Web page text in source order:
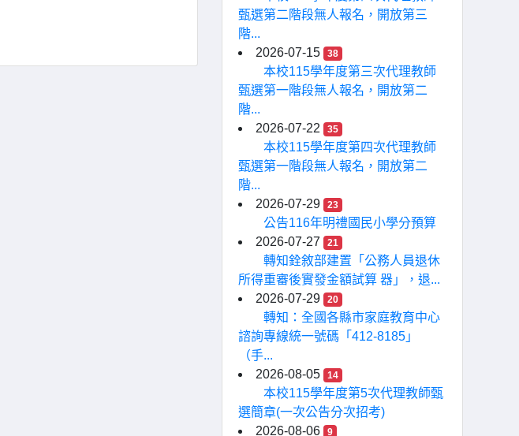
甄選第二階段無人報名，開放第三
階...
2026-07-15
38
本校115學年度第三次代理教師
甄選第一階段無人報名，開放第二
階...
2026-07-22
35
本校115學年度第四次代理教師
甄選第一階段無人報名，開放第二
階...
2026-07-29
23
公告116年明禮國民小學分預算
2026-07-27
21
轉知銓敘部建置「公務人員退休
所得重審後實發金額試算 器」，退...
2026-07-29
20
轉知：全國各縣市家庭教育中心
諮詢專線統一號碼「412-8185」
（手...
2026-08-05
14
本校115學年度第5次代理教師甄
選簡章(一次公告分次招考)
2026-08-06
9